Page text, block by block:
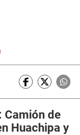
Camión de
Huachipa y